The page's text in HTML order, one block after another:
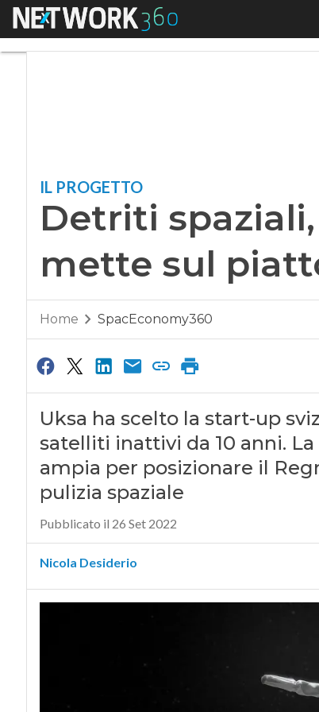
Menu
IL PROGETTO
Detriti
mette sul
Home SpacEconomy360
Uksa ha scelto la start-up
satelliti inattivi da 10 anni.
ampia per posizionare il
pulizia spaziale
Pubblicato il 26 Set 2022
Nicola Desiderio